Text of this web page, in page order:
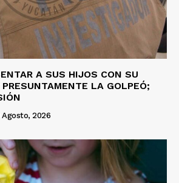
A SUS HIJOS CON SU
PRESUNTAMENTE LA GOLPEÓ;
Agosto, 2026